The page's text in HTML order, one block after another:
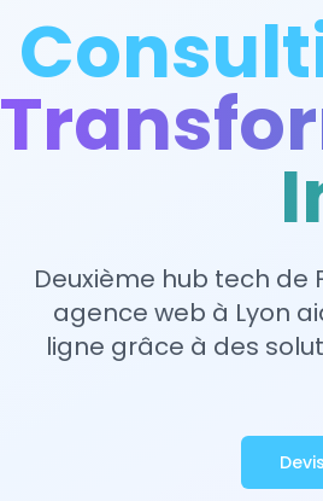
Deuxième hub tech de
agence web à Lyon
ligne grâce à des